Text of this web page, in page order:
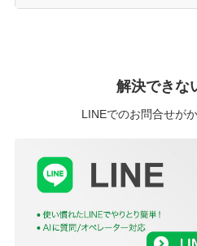
解決できな
LINEでのお問合せが